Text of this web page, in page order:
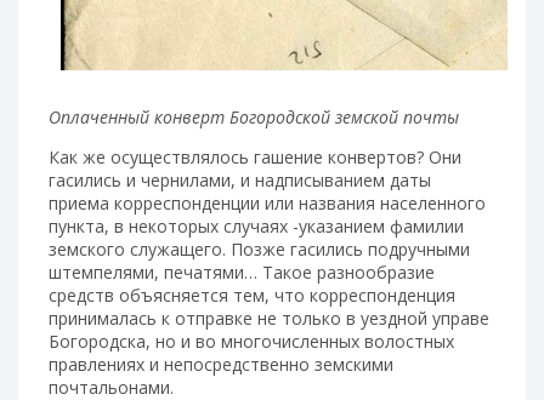
Оплаченный конверт Богородской земской почты
Как же осуществлялось гашение конвертов? Они
гасились и чернилами, и надписыванием даты
приема корреспонденции или названия населенного
пункта, в некоторых случаях -указанием фамилии
земского служащего. Позже гасились подручными
штемпелями, печатями… Такое разнообразие
средств объясняется тем, что корреспонденция
принималась к отправке не только в уездной управе
Богородска, но и во многочисленных волостных
правлениях и непосредственно земскими
почтальонами.